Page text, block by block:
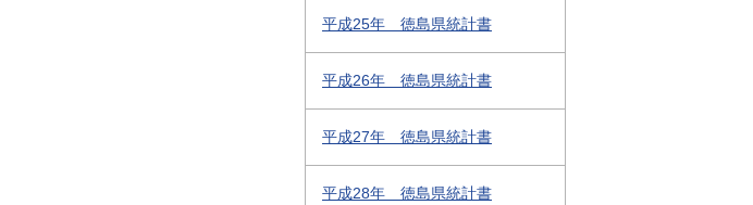
平成25年 徳島県統計書
平成26年 徳島県統計書
平成27年 徳島県統計書
平成28年 徳島県統計書